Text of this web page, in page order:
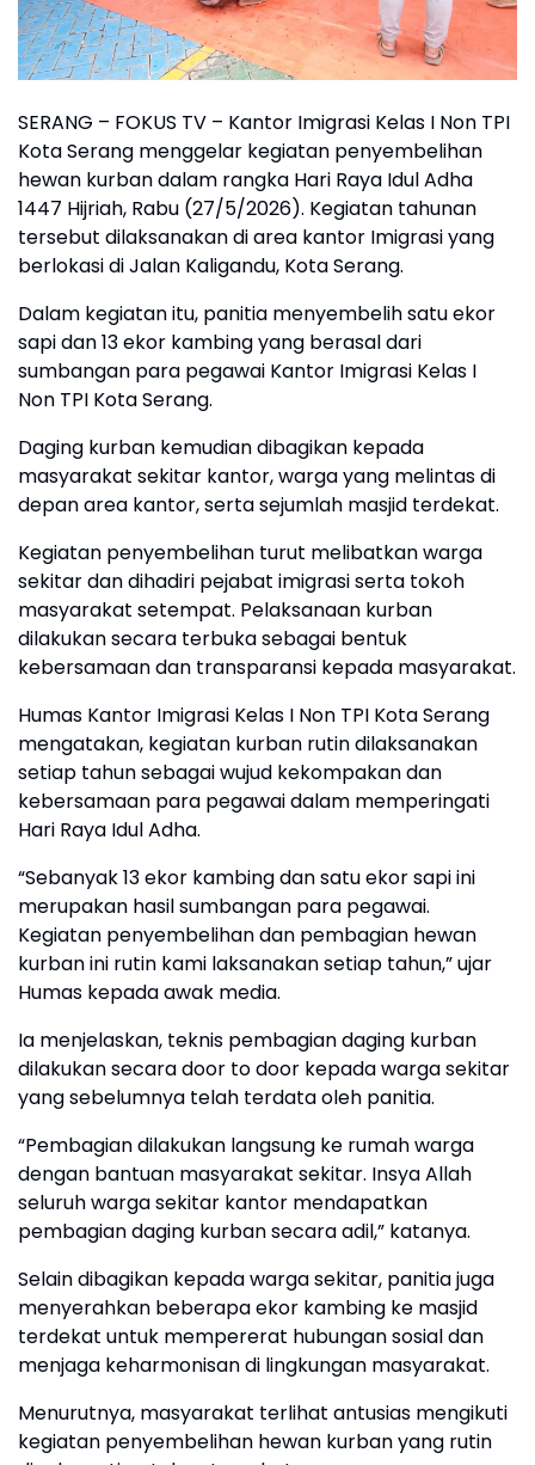
SERANG – FOKUS TV – Kantor Imigrasi Kelas I Non TPI
Kota Serang menggelar kegiatan penyembelihan
hewan kurban dalam rangka Hari Raya Idul Adha
1447 Hijriah, Rabu (27/5/2026). Kegiatan tahunan
tersebut dilaksanakan di area kantor Imigrasi yang
berlokasi di Jalan Kaligandu, Kota Serang.
Dalam kegiatan itu, panitia menyembelih satu ekor
sapi dan 13 ekor kambing yang berasal dari
sumbangan para pegawai Kantor Imigrasi Kelas I
Non TPI Kota Serang.
Daging kurban kemudian dibagikan kepada
masyarakat sekitar kantor, warga yang melintas di
depan area kantor, serta sejumlah masjid terdekat.
Kegiatan penyembelihan turut melibatkan warga
sekitar dan dihadiri pejabat imigrasi serta tokoh
masyarakat setempat. Pelaksanaan kurban
dilakukan secara terbuka sebagai bentuk
kebersamaan dan transparansi kepada masyarakat.
Humas Kantor Imigrasi Kelas I Non TPI Kota Serang
mengatakan, kegiatan kurban rutin dilaksanakan
setiap tahun sebagai wujud kekompakan dan
kebersamaan para pegawai dalam memperingati
Hari Raya Idul Adha.
“Sebanyak 13 ekor kambing dan satu ekor sapi ini
merupakan hasil sumbangan para pegawai.
Kegiatan penyembelihan dan pembagian hewan
kurban ini rutin kami laksanakan setiap tahun,” ujar
Humas kepada awak media.
Ia menjelaskan, teknis pembagian daging kurban
dilakukan secara door to door kepada warga sekitar
yang sebelumnya telah terdata oleh panitia.
“Pembagian dilakukan langsung ke rumah warga
dengan bantuan masyarakat sekitar. Insya Allah
seluruh warga sekitar kantor mendapatkan
pembagian daging kurban secara adil,” katanya.
Selain dibagikan kepada warga sekitar, panitia juga
menyerahkan beberapa ekor kambing ke masjid
terdekat untuk mempererat hubungan sosial dan
menjaga keharmonisan di lingkungan masyarakat.
Menurutnya, masyarakat terlihat antusias mengikuti
kegiatan penyembelihan hewan kurban yang rutin